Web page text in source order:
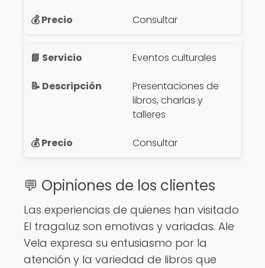
Consultar
Eventos culturales
Presentaciones de
libros, charlas y
talleres
Consultar
💬 Opiniones de los clientes
Las experiencias de quienes han visitado
El tragaluz son emotivas y variadas. Ale
Vela expresa su entusiasmo por la
atención y la variedad de libros que